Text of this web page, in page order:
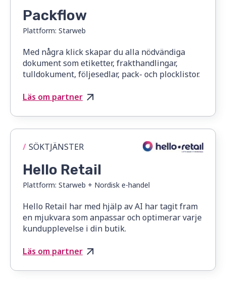
Packflow
Plattform: Starweb
Med några klick skapar du alla nödvändiga
dokument som etiketter, frakthandlingar,
tulldokument, följesedlar, pack- och plocklistor.
Läs om partner
/ SÖKTJÄNSTER
Hello Retail
Plattform: Starweb + Nordisk e-handel
Hello Retail har med hjälp av AI har tagit fram
en mjukvara som anpassar och optimerar varje
kundupplevelse i din butik.
Läs om partner